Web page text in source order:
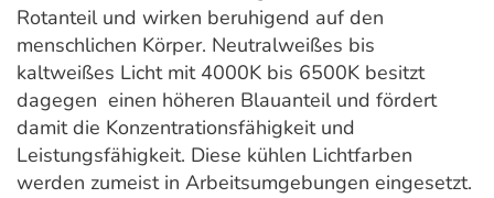
Rotanteil und wirken beruhigend auf den
menschlichen Körper. Neutralweißes bis
kaltweißes Licht mit 4000K bis 6500K besitzt
dagegen einen höheren Blauanteil und fördert
damit die Konzentrationsfähigkeit und
Leistungsfähigkeit. Diese kühlen Lichtfarben
werden zumeist in Arbeitsumgebungen eingesetzt.